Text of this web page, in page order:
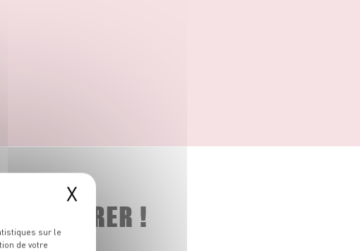
ADORER !
X
sur le
de votre